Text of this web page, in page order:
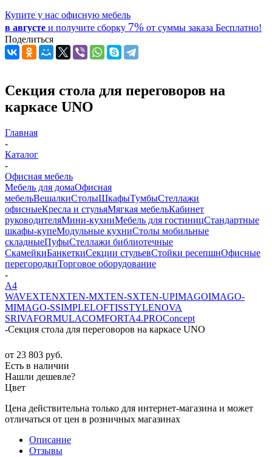
Купите у нас офисную мебель
в августе и получите сборку 7% от суммы заказа Бесплатно!
Поделиться
Секция стола для переговоров на
каркасе UNO
Главная
-
Каталог
-
Офисная мебель
Мебель для домаОфисная
мебельВешалкиСтолыШкафыТумбыСтеллажи
офисныеКресла и стульяМягкая мебельКабинет
руководителяМини-кухниМебель для гостиницСтандартные
шкафы-купеМодульные кухниСтолы мобильные
складныеПуфыСтеллажи библиотечные
СкамейкиБанкеткиСекции стульевСтойки ресепшнОфисные
перегородкиТорговое оборудование
-
A4
WAVEXTENXTEN-MXTEN-SXTEN-UPIMAGOIMAGO-
MIMAGO-SSIMPLELOFTISSTYLENOVA
SRIVAFORMULACOMFORTA4.PROConcept
-Секция стола для переговоров на каркасе UNO
от 23 803 руб.
Есть в наличии
Нашли дешевле?
Цвет
Цена действительна только для интернет-магазина и может
отличаться от цен в розничных магазинах
Описание
Отзывы